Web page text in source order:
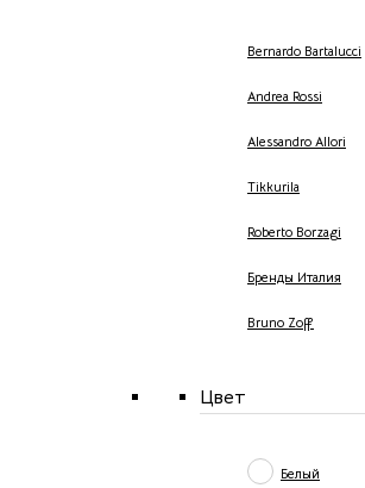
Bernardo Bartalucci
Andrea Rossi
Alessandro Allori
Tikkurila
Roberto Borzagi
Бренды Италия
Bruno Zoff
Цвет
Белый